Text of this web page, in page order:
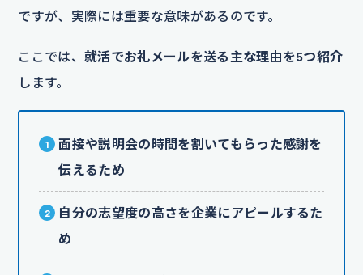
ですが、実際には重要な意味があるのです。
ここでは、 就活でお礼メールを送る主な理由を5つ紹介
します。
面接や説明会の時間を割いてもらった感謝を
伝えるため
自分の志望度の高さを企業にアピールするた
め